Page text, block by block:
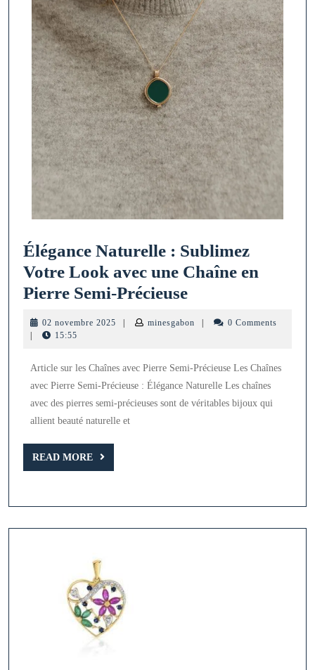
Élégance Naturelle : Sublimez
Votre Look avec une Chaîne en
Pierre Semi-PrécieuseÉlégance
Votre
Look
Pierre
Semi-
02 novembre 2025 02
minesgabon minesgabon0 Comments
15:55
Article sur les Chaînes avec Pierre Semi-Précieuse Les Chaînes
avec Pierre Semi-Précieuse : Élégance Naturelle Les chaînes
avec des pierres semi-précieuses sont de véritables bijoux qui
allient beauté naturelle et
READ MORE
READ
MORE